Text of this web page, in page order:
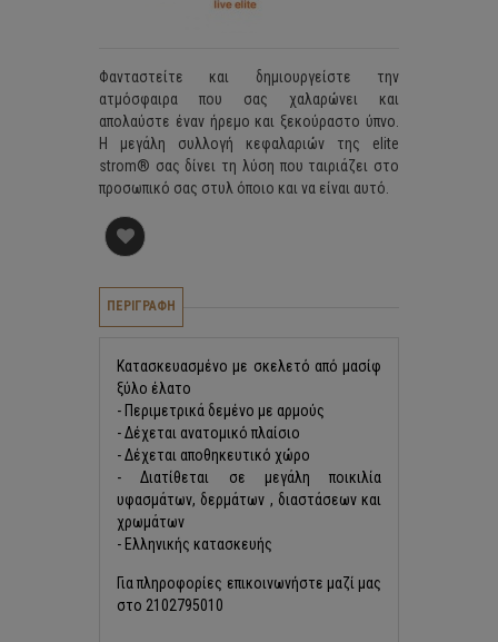
Φανταστείτε και δημιουργείστε την
ατμόσφαιρα που σας χαλαρώνει και
απολαύστε έναν ήρεμο και ξεκούραστο ύπνο.
Η μεγάλη συλλογή κεφαλαριών της elite
strom® σας δίνει τη λύση που ταιριάζει στο
προσωπικό σας στυλ όποιο και να είναι αυτό.
ΠΕΡΙΓΡΑΦΗ
Κατασκευασμένo με σκελετό από μασίφ
ξύλο έλατο
- Περιμετρικά δεμένο με αρμούς
- Δέχεται ανατομικό πλαίσιο
- Δέχεται αποθηκευτικό χώρο
- Διατίθεται σε μεγάλη ποικιλία
υφασμάτων, δερμάτων , διαστάσεων και
χρωμάτων
- Ελληνικής κατασκευής
Για πληροφορίες επικοινωνήστε μαζί μας
στο 2102795010